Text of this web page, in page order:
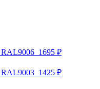
1695 ₽
1425 ₽